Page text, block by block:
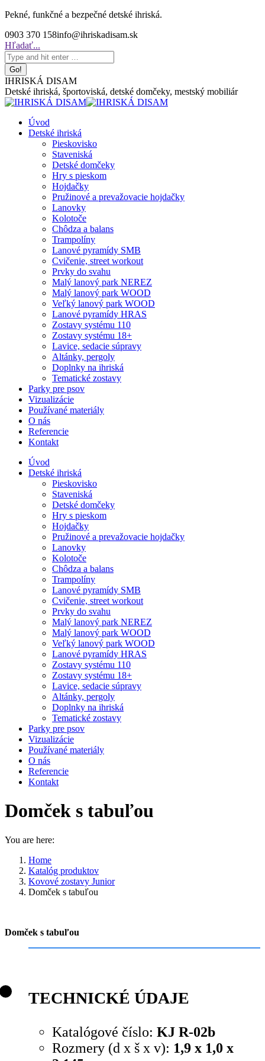
Skip
content
Pekné, funkčné a bezpečné detské ihriská.
0903 370 158info@ihriskadisam.sk
Search:
Hľadať...
IHRISKÁ DISAM
Detské ihriská, športoviská, detské domčeky, mestský mobiliár
Úvod
Detské ihriská
Pieskovisko
Staveniská
Detské domčeky
Hry s pieskom
Hojdačky
Pružinové a prevažovacie hojdačky
Lanovky
Kolotoče
Chôdza a balans
Trampolíny
Lanové pyramídy SMB
Cvičenie, street workout
Prvky do svahu
Malý lanový park NEREZ
Malý lanový park WOOD
Veľký lanový park WOOD
Lanové pyramídy HRAS
Zostavy systému 110
Zostavy systému 18+
Lavice, sedacie súpravy
Altánky, pergoly
Doplnky na ihriská
Tematické zostavy
Parky pre psov
Vizualizácie
Používané materiály
O nás
Referencie
Kontakt
Úvod
Detské ihriská
Pieskovisko
Staveniská
Detské domčeky
Hry s pieskom
Hojdačky
Pružinové a prevažovacie hojdačky
Lanovky
Kolotoče
Chôdza a balans
Trampolíny
Lanové pyramídy SMB
Cvičenie, street workout
Prvky do svahu
Malý lanový park NEREZ
Malý lanový park WOOD
Veľký lanový park WOOD
Lanové pyramídy HRAS
Zostavy systému 110
Zostavy systému 18+
Lavice, sedacie súpravy
Altánky, pergoly
Doplnky na ihriská
Tematické zostavy
Parky pre psov
Vizualizácie
Používané materiály
O nás
Referencie
Kontakt
Domček s tabuľou
You are here:
Home
Katalóg produktov
Kovové zostavy Junior
Domček s tabuľou
Domček s tabuľou
TECHNICKÉ ÚDAJE
Katalógové číslo: KJ R-02b
Rozmery (d x š x v): 1,9 x 1,0 x